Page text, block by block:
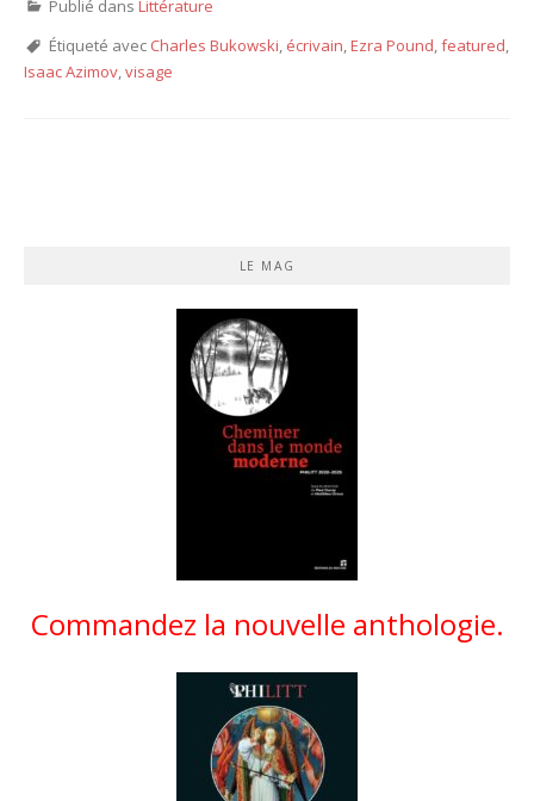
Publié dans Littérature
Étiqueté avec Charles Bukowski, écrivain,Ezra Pound,featured,
Isaac Azimov,visage
LE MAG
Commandez la nouvelle anthologie.